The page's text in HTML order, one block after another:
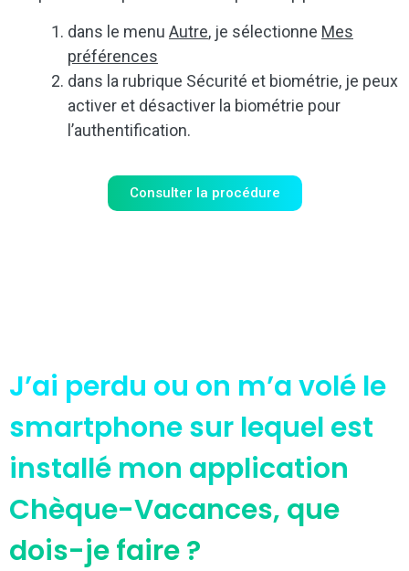
dans le menu Autre, je sélectionne Mes
préférences
dans la rubrique Sécurité et biométrie, je peux
activer et désactiver la biométrie pour
l’authentification.
Consulter la procédure
J’ai perdu ou on m’a volé le
smartphone sur lequel est
installé mon application
Chèque-Vacances, que
dois-je faire ?